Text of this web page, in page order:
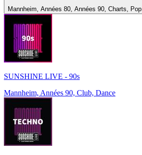
Mannheim, Années 80, Années 90, Charts, Pop
SUNSHINE LIVE - 90s
Mannheim, Années 90, Club, Dance